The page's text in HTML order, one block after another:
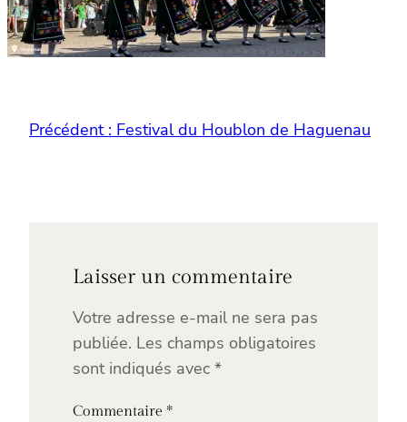
Précédent : Festival du Houblon de Haguenau
Laisser un commentaire
Votre adresse e-mail ne sera pas
publiée. Les champs obligatoires
sont indiqués avec *
Commentaire *